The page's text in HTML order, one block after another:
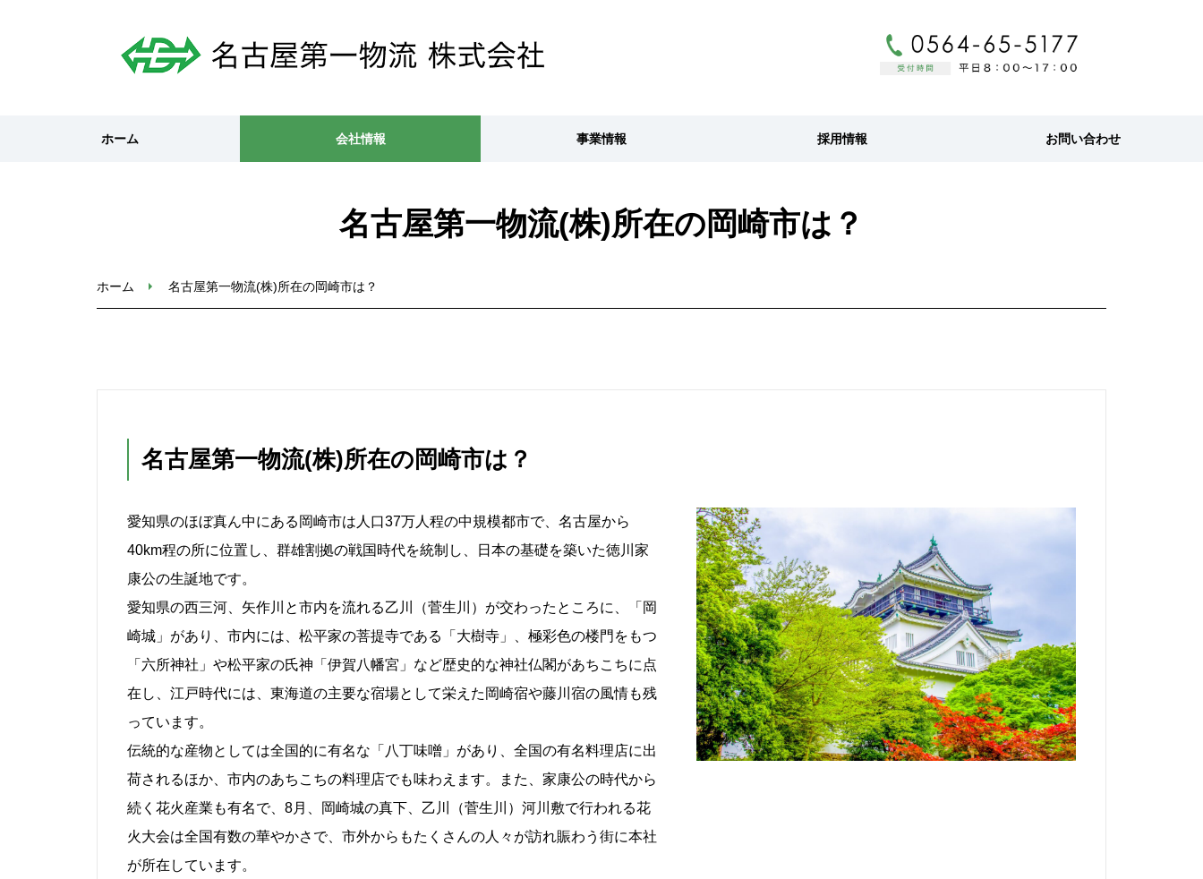
ホーム 会社情報 事業情報 採用情報 お問い合わせ
名古屋第一物流(株)所在の岡崎市は？
ホーム 名古屋第一物流(株)所在の岡崎市は？
名古屋第一物流(株)所在の岡崎市は？
愛知県のほぼ真ん中にある岡崎市は人口37万人程の中規模都市で、名古屋から
40km程の所に位置し、群雄割拠の戦国時代を統制し、日本の基礎を築いた徳川家
康公の生誕地です。
愛知県の西三河、矢作川と市内を流れる乙川（菅生川）が交わったところに、「岡
崎城」があり、市内には、松平家の菩提寺である「大樹寺」、極彩色の楼門をもつ
「六所神社」や松平家の氏神「伊賀八幡宮」など歴史的な神社仏閣があちこちに点
在し、江戸時代には、東海道の主要な宿場として栄えた岡崎宿や藤川宿の風情も残
っています。
伝統的な産物としては全国的に有名な「八丁味噌」があり、全国の有名料理店に出
荷されるほか、市内のあちこちの料理店でも味わえます。また、家康公の時代から
続く花火産業も有名で、8月、岡崎城の真下、乙川（菅生川）河川敷で行われる花
火大会は全国有数の華やかさで、市外からもたくさんの人々が訪れ賑わう街に本社
が所在しています。